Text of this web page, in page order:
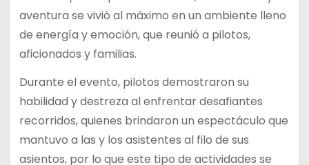
aventura se vivió al máximo en un ambiente lleno
de energía y emoción, que reunió a pilotos,
aficionados y familias.
Durante el evento, pilotos demostraron su
habilidad y destreza al enfrentar desafiantes
recorridos, quienes brindaron un espectáculo que
mantuvo a las y los asistentes al filo de sus
asientos, por lo que este tipo de actividades se